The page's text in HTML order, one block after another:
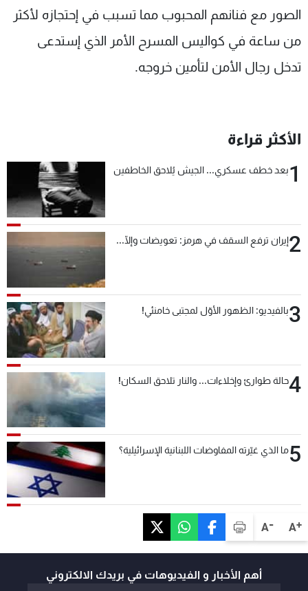
A+
A-
الصور مع فنانهم المحبوب مما تسبب في إحتجازه لأكثر
من ساعة في كواليس المسرح الأمر الذي إستدعى
تدخل رجال الأمن لتأمين خروجه.
الأكثر قراءة
1بعد خطف عسكري... الجيش يُلاحق الخاطفين
2إيران ترفع السقف في هرمز: تعويضات وإلّا...
3بالفيديو: الظهور الأوّل لمجتبى خامنئي!
4حالة طوارئ وإخلاءات... والنار تلاحق السكان!
5ما الذي غيّرته المفاوضات اللبنانية الإسرائيلية؟
أهم الأخبار و الفيديوهات في بريدك الالكتروني